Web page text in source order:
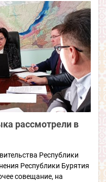
рассмотрели в
Республики
Республики Бурятия
совещание, на